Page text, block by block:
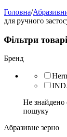
Головна/
для ручного
Фільтри
Бренд
Не знайдено
пошуку
Абразивне зерно